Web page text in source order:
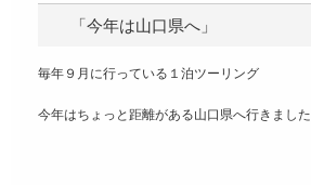
「今年は山口県へ」
毎年９月に行っている１泊ツーリング
今年はちょっと距離がある山口県へ行きました